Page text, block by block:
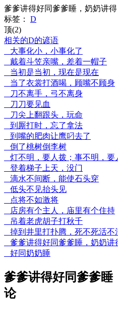
爹爹讲得好同爹爹睡，奶奶讲得
标签：
D
顶(2)
相关的D的谚语
大事化小，小事化了
戴着斗笠亲嘴，差着一帽子
当初是当初，现在是现在
当了衣裳打酒喝，顾嘴不顾身
刀不离手，弓不离身
刀刀要见血
刀尖上翻跟头，玩命
到厮打时，忘了拿法
到嘴的肥肉让鹰叼去了
倒了桃树倒李树
灯不明，要人拨；事不明，要
登着梯子上天，没门
滴水不间断，能使石头穿
低头不见抬头见
点将不如激将
店房有个主人，庙里有个住持
吊着老虎胡子打秋千
掉到井里打扑腾，死不死活不
爹爹讲得好同爹爹睡，奶奶讲
好同奶奶睡
爹爹讲得好同爹爹睡
论